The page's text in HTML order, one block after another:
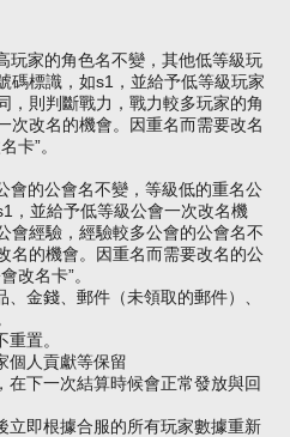
玩家的角色名不變，其他低等級玩
碼標識，如s1，並給予低等級玩家
，則判斷戰力，戰力較多玩家的角
次改名的機會。因重名而需要改名
卡”。
會的公會名不變，等級低的重名公
，並給予低等級公會一次改名機
會經驗，經驗較多公會的公會名不
名的機會。因重名而需要改名的公
改名卡”。
金錢、郵件（未領取的郵件）、
置。
個人貢獻等保留
下一次結算時候會正常發放與回
立即根據合服的所有玩家數據重新